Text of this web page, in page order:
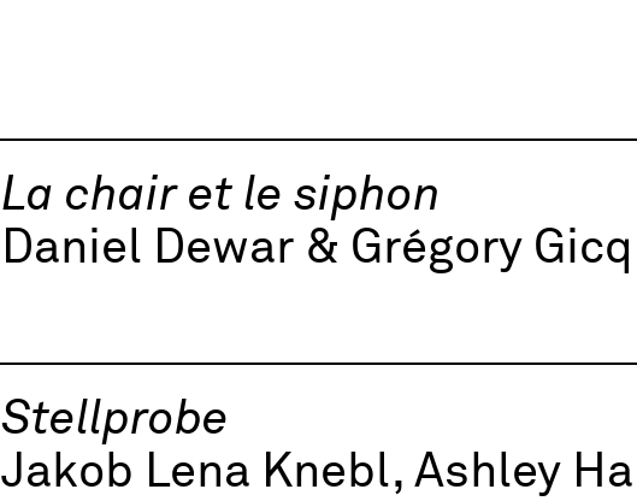
La chair et le siphon
Daniel Dewar & Grégory
Stellprobe
Jakob Lena Knebl, Ashley